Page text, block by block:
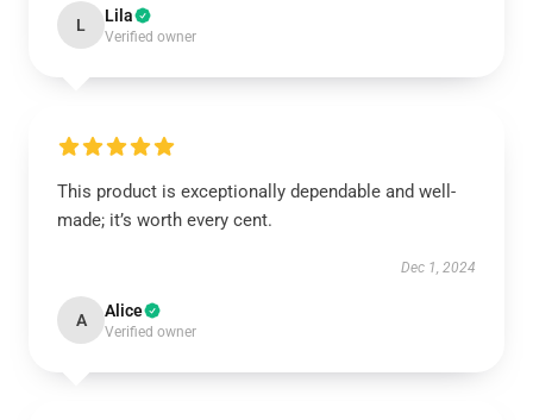
L Lila
Verified owner
This product is exceptionally dependable and well-
made; it’s worth every cent.
Dec 1, 2024
A Alice
Verified owner